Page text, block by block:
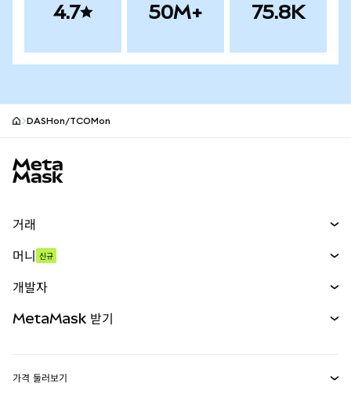
4.7 50M+ 75.8K
DASHon/TCOMon
거래
무기한 선물
실물자산
머니 신규
개발자
MetaMask 받기
가격 둘러보기